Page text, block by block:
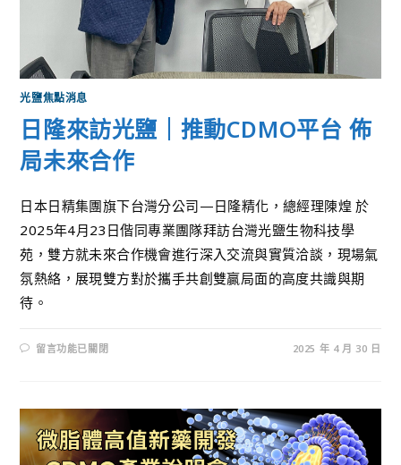
光鹽焦點消息
日隆來訪光鹽｜推動CDMO平台 佈
局未來合作
日本日精集團旗下台灣分公司—日隆精化，總經理陳煌 於
2025年4月23日偕同專業團隊拜訪台灣光鹽生物科技學
苑，雙方就未來合作機會進行深入交流與實質洽談，現場氣
氛熱絡，展現雙方對於攜手共創雙贏局面的高度共識與期
待。
留言功能已關閉 2025 年 4 月 30 日